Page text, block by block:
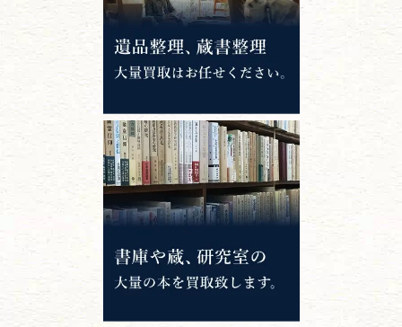
専門書・ 学術書
哲学書・思想書
心理学・倫理学
仏教書
神道・神社仏閣
イスラム教
キリスト教